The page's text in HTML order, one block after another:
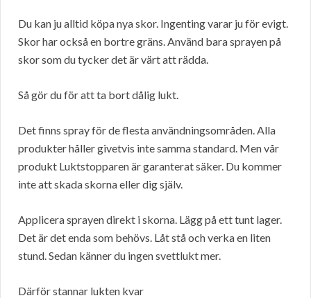
Du kan ju alltid köpa nya skor. Ingenting varar ju för evigt.
Skor har också en bortre gräns. Använd bara sprayen på
skor som du tycker det är värt att rädda.
Så gör du för att ta bort dålig lukt.
Det finns spray för de flesta användningsområden. Alla
produkter håller givetvis inte samma standard. Men vår
produkt Luktstopparen är garanterat säker. Du kommer
inte att skada skorna eller dig själv.
Applicera sprayen direkt i skorna. Lägg på ett tunt lager.
Det är det enda som behövs. Låt stå och verka en liten
stund. Sedan känner du ingen svettlukt mer.
Därför stannar lukten kvar